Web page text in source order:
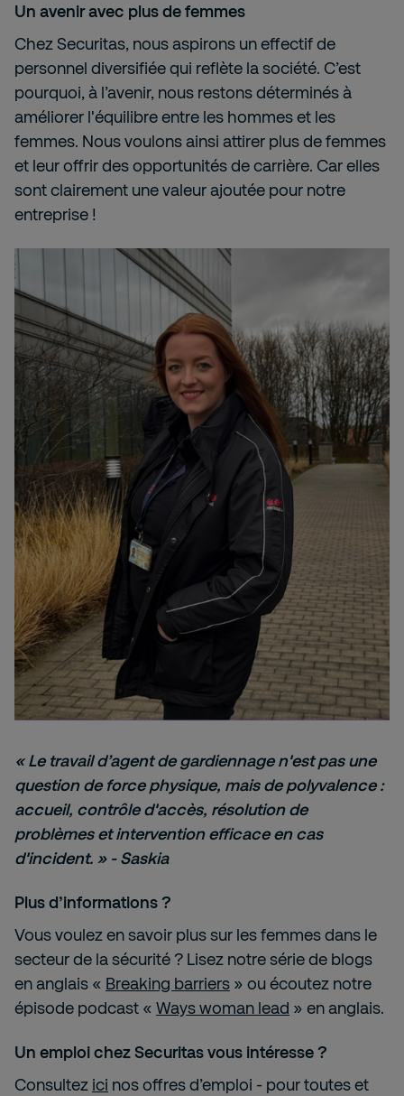
Un avenir avec plus de femmes
Chez Securitas, nous aspirons un effectif de
personnel diversifiée qui reflète la société. C’est
pourquoi, à l’avenir, nous restons déterminés à
améliorer l'équilibre entre les hommes et les
femmes. Nous voulons ainsi attirer plus de femmes
et leur offrir des opportunités de carrière. Car elles
sont clairement une valeur ajoutée pour notre
entreprise !
« Le travail d’agent de gardiennage n'est pas une
question de force physique, mais de polyvalence :
accueil, contrôle d'accès, résolution de
problèmes et intervention efficace en cas
d'incident. » - Saskia
Plus d’informations ?
Vous voulez en savoir plus sur les femmes dans le
secteur de la sécurité ? Lisez notre série de blogs
en anglais « Breaking barriers » ou écoutez notre
épisode podcast « Ways woman lead » en anglais.
Un emploi chez Securitas vous intéresse ?
Consultez ici nos offres d’emploi - pour toutes et